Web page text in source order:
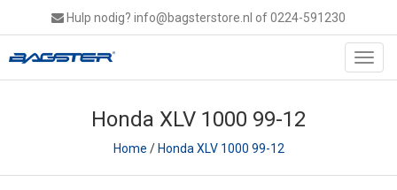
Hulp nodig? info@bagsterstore.nl of 0224-591230
Honda XLV 1000 99-12
Home /Honda XLV 1000 99-12